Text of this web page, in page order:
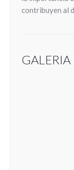
contribuyen al
GALERIA